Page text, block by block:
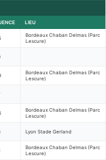
LIEU
Bordeaux Chaban Delmas (Parc
Lescure)
Bordeaux Chaban Delmas (Parc
Lescure)
Bordeaux Chaban Delmas (Parc
Lescure)
Lyon Stade Gerland
Bordeaux Chaban Delmas (Parc
Lescure)